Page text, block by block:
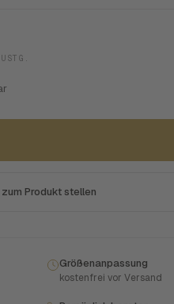
Produkt stellen
Größenanpassung
kostenfrei vor Versand